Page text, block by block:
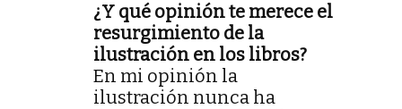
¿Y qué opinión te merece el
resurgimiento de la
ilustración en los libros?
En mi opinión la
ilustración nunca ha